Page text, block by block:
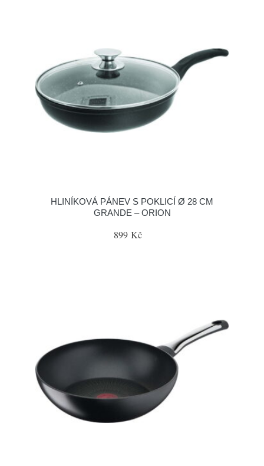
HLINÍKOVÁ PÁNEV S POKLICÍ Ø 28 CM
GRANDE – ORION
899 Kč